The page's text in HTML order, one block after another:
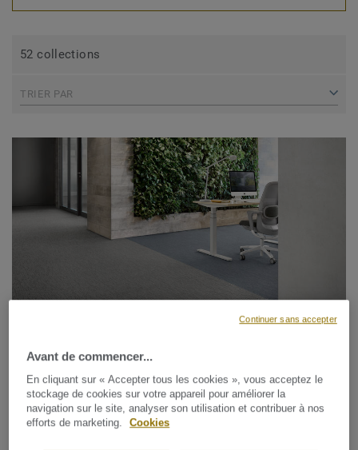
52 collections
TRIER PAR
AIRMASTER ATMOS
Avant de commencer...
En cliquant sur « Accepter tous les cookies », vous acceptez le
stockage de cookies sur votre appareil pour améliorer la
navigation sur le site, analyser son utilisation et contribuer à nos
efforts de marketing.
Cookies
Continuer sans accepter